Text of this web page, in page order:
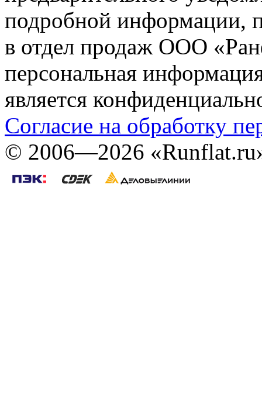
подробной информации,
в отдел продаж ООО
персональная
является
Согласие на обработку
© 2006—2026